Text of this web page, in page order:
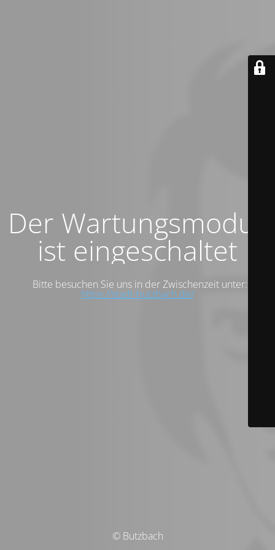
Der Wartungsmodus
ist eingeschaltet
Bitte besuchen Sie uns in der Zwischenzeit unter:
https://stadt-butzbach.de/
© Butzbach